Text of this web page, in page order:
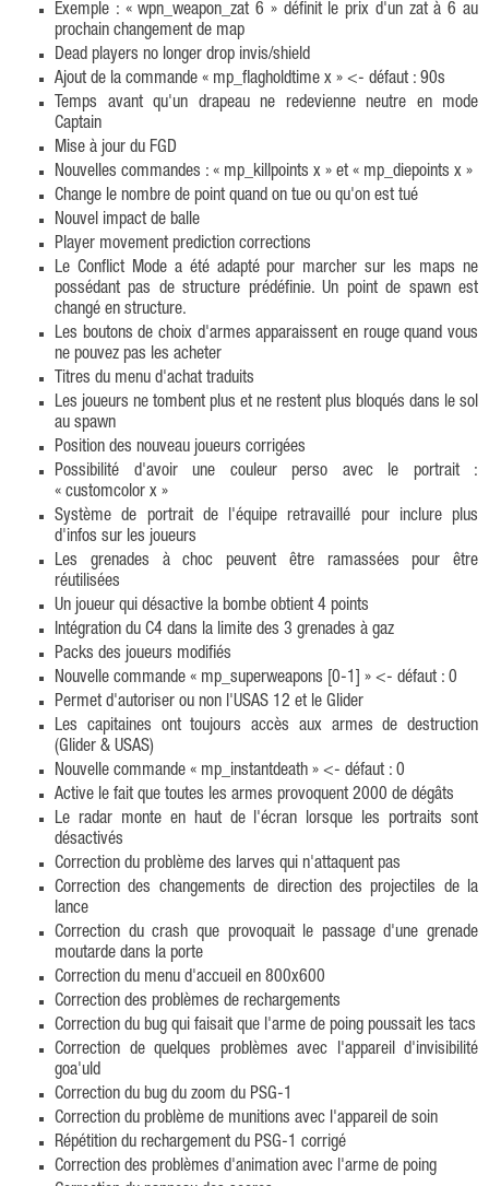
Exemple : « wpn_weapon_zat 6 » définit le prix d'un zat à 6 au
prochain changement de map
Dead players no longer drop invis/shield
Ajout de la commande « mp_flagholdtime x » <- défaut : 90s
Temps avant qu'un drapeau ne redevienne neutre en mode
Captain
Mise à jour du FGD
Nouvelles commandes : « mp_killpoints x » et « mp_diepoints x »
Change le nombre de point quand on tue ou qu'on est tué
Nouvel impact de balle
Player movement prediction corrections
Le Conflict Mode a été adapté pour marcher sur les maps ne
possédant pas de structure prédéfinie. Un point de spawn est
changé en structure.
Les boutons de choix d'armes apparaissent en rouge quand vous
ne pouvez pas les acheter
Titres du menu d'achat traduits
Les joueurs ne tombent plus et ne restent plus bloqués dans le sol
au spawn
Position des nouveau joueurs corrigées
Possibilité d'avoir une couleur perso avec le portrait :
« customcolor x »
Système de portrait de l'équipe retravaillé pour inclure plus
d'infos sur les joueurs
Les grenades à choc peuvent être ramassées pour être
réutilisées
Un joueur qui désactive la bombe obtient 4 points
Intégration du C4 dans la limite des 3 grenades à gaz
Packs des joueurs modifiés
Nouvelle commande « mp_superweapons [0-1] » <- défaut : 0
Permet d'autoriser ou non l'USAS 12 et le Glider
Les capitaines ont toujours accès aux armes de destruction
(Glider & USAS)
Nouvelle commande « mp_instantdeath » <- défaut : 0
Active le fait que toutes les armes provoquent 2000 de dégâts
Le radar monte en haut de l'écran lorsque les portraits sont
désactivés
Correction du problème des larves qui n'attaquent pas
Correction des changements de direction des projectiles de la
lance
Correction du crash que provoquait le passage d'une grenade
moutarde dans la porte
Correction du menu d'accueil en 800x600
Correction des problèmes de rechargements
Correction du bug qui faisait que l'arme de poing poussait les tacs
Correction de quelques problèmes avec l'appareil d'invisibilité
goa'uld
Correction du bug du zoom du PSG-1
Correction du problème de munitions avec l'appareil de soin
Répétition du rechargement du PSG-1 corrigé
Correction des problèmes d'animation avec l'arme de poing